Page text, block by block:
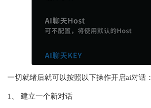
一切就绪后就可以按照以下操作开启ai对话：
1、 建立一个新对话